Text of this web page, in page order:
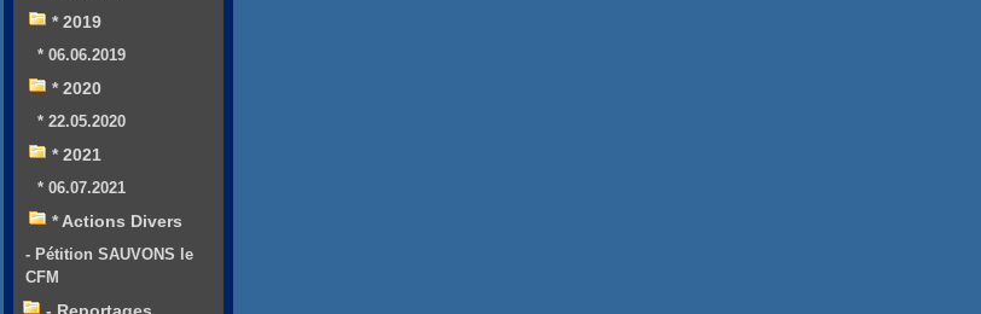
* 2019
* 06.06.2019
* 2020
* 22.05.2020
* 2021
* 06.07.2021
* Actions Divers
- Pétition SAUVONS le
CFM